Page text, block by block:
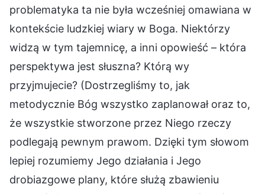
problematyka ta nie była wcześniej omawiana w
kontekście ludzkiej wiary w Boga. Niektórzy
widzą w tym tajemnicę, a inni opowieść – która
perspektywa jest słuszna? Którą wy
przyjmujecie? (Dostrzegliśmy to, jak
metodycznie Bóg wszystko zaplanował oraz to,
że wszystkie stworzone przez Niego rzeczy
podlegają pewnym prawom. Dzięki tym słowom
lepiej rozumiemy Jego działania i Jego
drobiazgowe plany, które służą zbawieniu